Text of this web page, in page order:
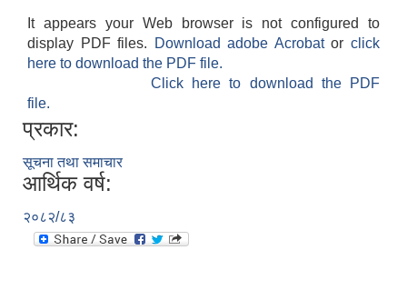
It appears your Web browser is not configured to
display PDF files.
Download adobe Acrobatorclick
here to download the PDF file.
Click here to download the PDF
file.
प्रकार:
सूचना तथा समाचार
आर्थिक वर्ष:
२०८२/८३